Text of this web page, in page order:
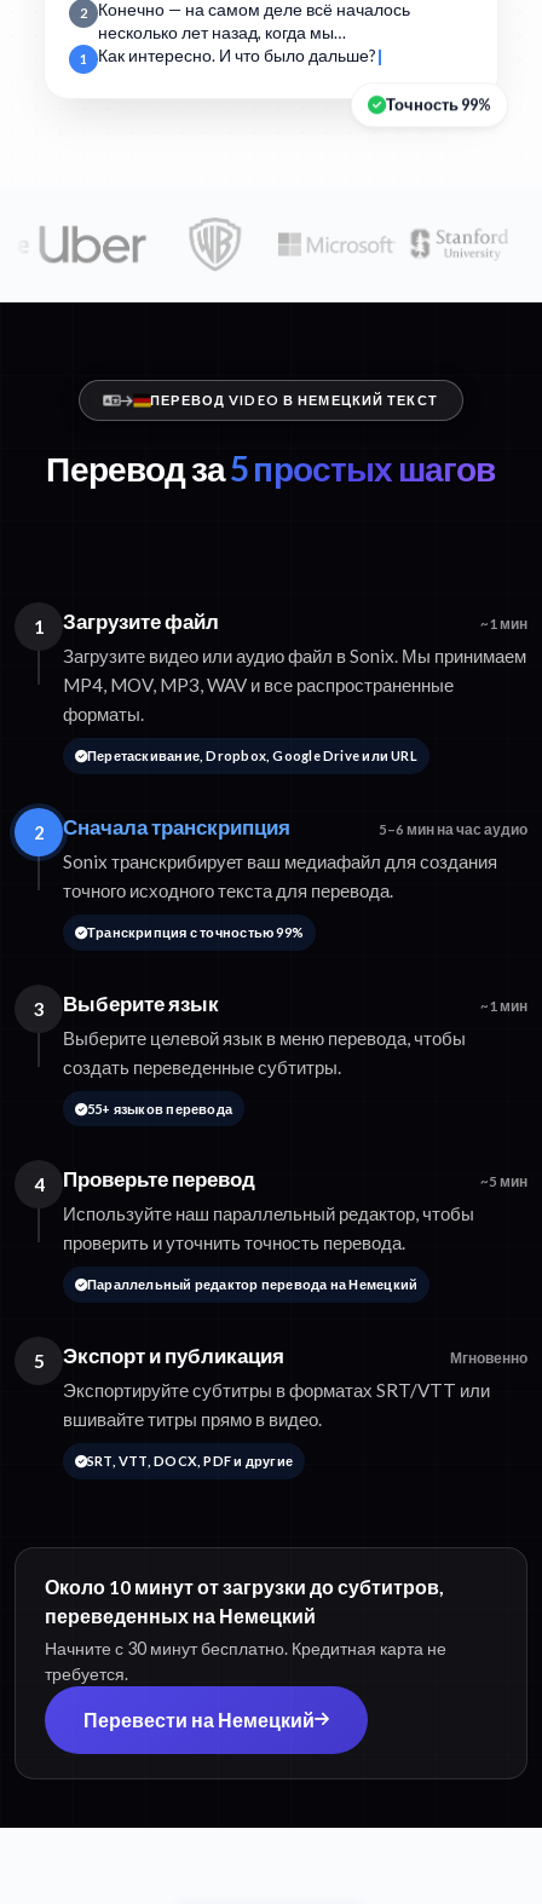
2
Конечно — на самом деле всё началось
несколько лет назад, когда мы…
1 Как интересно. И что было дальше?
Точность 99%
ПЕРЕВОД VIDEO В НЕМЕЦКИЙ ТЕКСТ
Перевод за5 простых шагов
1 Загрузите файл ~1 мин
Загрузите видео или аудио файл в Sonix. Мы принимаем
MP4, MOV, MP3, WAV и все распространенные
форматы.
Перетаскивание, Dropbox, Google Drive или URL
2 Сначала транскрипция 5–6 мин на час аудио
Sonix транскрибирует ваш медиафайл для создания
точного исходного текста для перевода.
Транскрипция с точностью 99%
3 Выберите язык ~1 мин
Выберите целевой язык в меню перевода, чтобы
создать переведенные субтитры.
55+ языков перевода
4 Проверьте перевод ~5 мин
Используйте наш параллельный редактор, чтобы
проверить и уточнить точность перевода.
Параллельный редактор перевода на Немецкий
5 Экспорт и публикация Мгновенно
Экспортируйте субтитры в форматах SRT/VTT или
вшивайте титры прямо в видео.
SRT, VTT, DOCX, PDF и другие
Около 10 минут от загрузки до субтитров,
переведенных на Немецкий
Начните с 30 минут бесплатно. Кредитная карта не
требуется.
Перевести на Немецкий